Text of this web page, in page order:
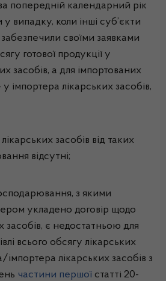
попередній календарний рік
у випадку, коли інші суб’єкти
своїми заявками
готової продукції у
засобів, а для імпортованих
у імпортера лікарських засобів,
засобів від таких
відсутні;
з якими
укладено договір щодо
засобів, є недостатньою для
всього обсягу лікарських
лікарських засобів з
частини першої статті 20-